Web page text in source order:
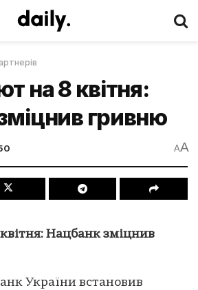
на 8 квітня:
гривню
AA
Нацбанк зміцнив
України встановив